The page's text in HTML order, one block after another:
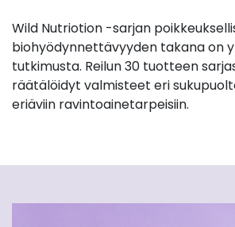
Wild Nutriotion -sarjan
biohyödynnettävyyden takana on
tutkimusta. Reilun 30 tuotteen
räätälöidyt valmisteet eri
eriäviin ravintoainetarpeisiin.